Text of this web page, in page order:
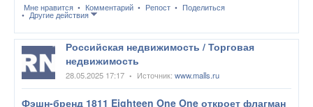
Мне нравится Комментарий Репост Поделиться
Другие действия
Российская недвижимость / Торговая
недвижимость
28.05.2025 17:17 • Источник: www.malls.ru
Фэшн-бренд 1811 Eighteen One One откроет флагман